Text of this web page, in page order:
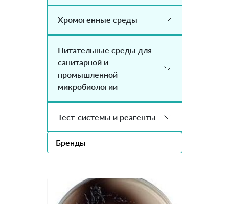
Хромогенные среды
Питательные среды для
санитарной и
промышленной
микробиологии
Тест-системы и реагенты
Бренды